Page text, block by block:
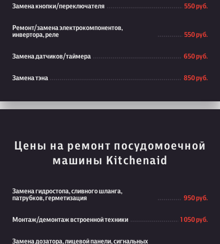
Замена кнопки/переключателя 550 руб.
Ремонт/замена электрокомпонентов,
инвертора, реле
550 руб.
Замена датчиков/таймера 650 руб.
Замена тэна 850 руб.
Цены на ремонт посудомоечной
машины Kitchenaid
Замена гидростопа, сливного шланга,
патрубков, герметизация
950 руб.
Монтаж/демонтаж встроенной техники 1 050 руб.
Замена дозатора, лицевой панели, сигнальных